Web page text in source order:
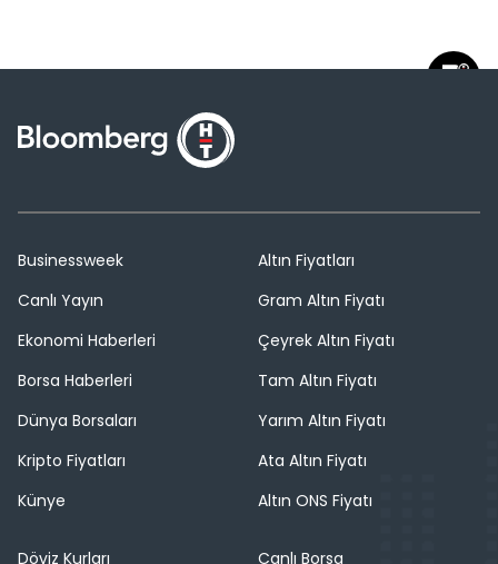
Businessweek
Canlı Yayın
Ekonomi Haberleri
Borsa Haberleri
Dünya Borsaları
Kripto Fiyatları
Künye
Altın Fiyatları
Gram Altın Fiyatı
Çeyrek Altın Fiyatı
Tam Altın Fiyatı
Yarım Altın Fiyatı
Ata Altın Fiyatı
Altın ONS Fiyatı
Döviz Kurları
Canlı Borsa